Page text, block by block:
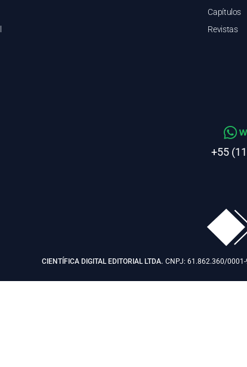
Capítulos
Revistas
+55
CIENTÍFICA DIGITAL EDITORIAL LTDA. CNPJ: 61.862.360/0001-